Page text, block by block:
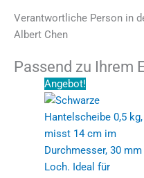
Verantwortliche Person in
Albert Chen
Passend zu Ihrem
Angebot!
war:
12,95 €